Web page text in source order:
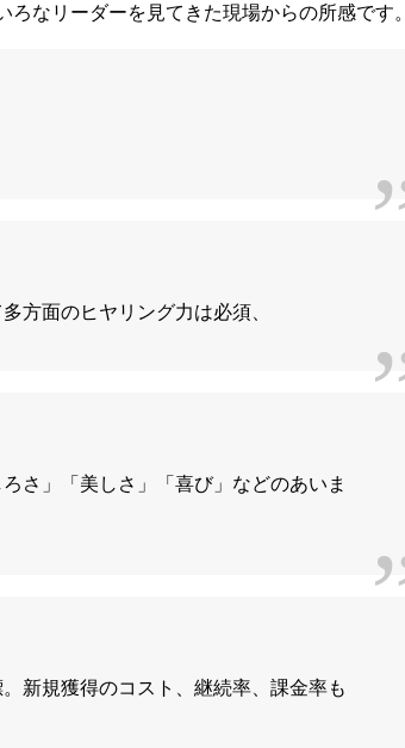
なリーダーを見てきた現場からの所感です。
方面のヒヤリング力は必須、
さ」「美しさ」「喜び」などのあいま
新規獲得のコスト、継続率、課金率も